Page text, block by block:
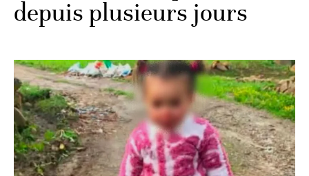
depuis plusieurs jours